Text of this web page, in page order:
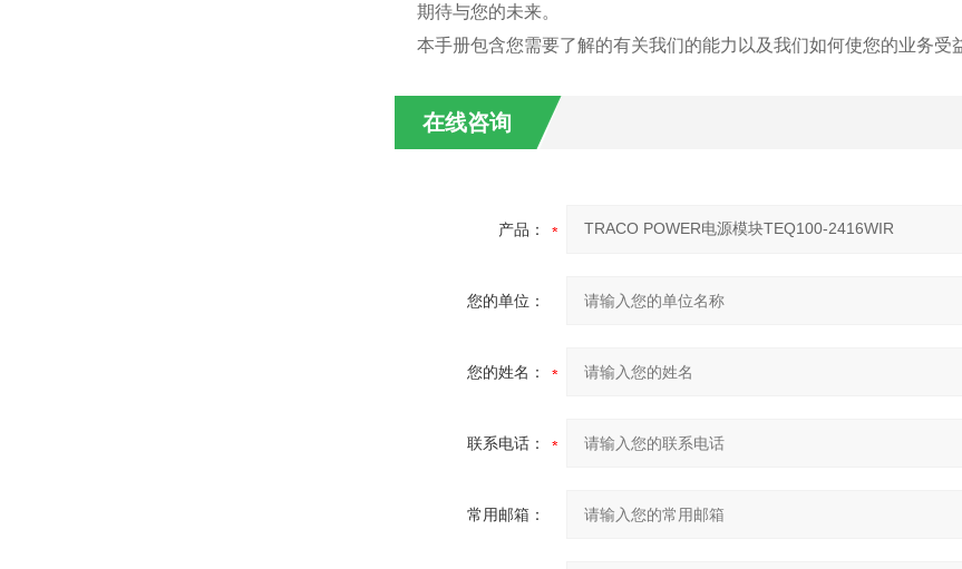
期待与您的未来。
本手册包含您需要了解的有关我们的能力以及我们如何使您的业务受
在线咨询
产品：
您的单位：
您的姓名：
联系电话：
常用邮箱：